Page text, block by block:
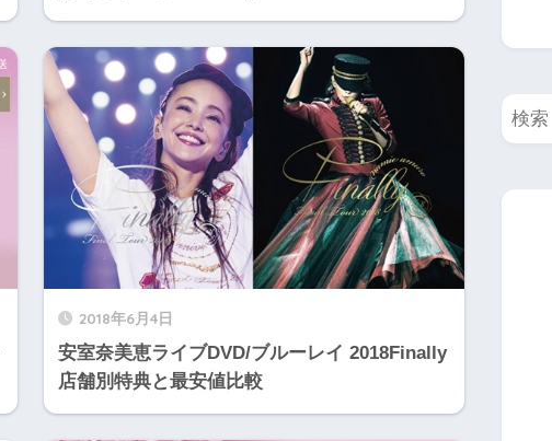
2018年6月4日
安室奈美恵ライブDVD/ブルーレイ 2018Finally
店舗別特典と最安値比較